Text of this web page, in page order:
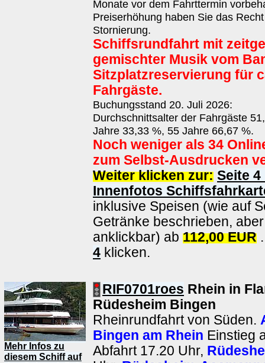
Monate vor dem Fahrttermin
Preiserhöhung haben Sie das
Stornierung.
Schiffsrundfahrt mit
gemischter Musik vom
Sitzplatzreservierung für
Fahrgäste.
Buchungsstand 20. Juli 2026:
Durchschnittsalter der Fahrgäste
Jahre 33,33 %, 55 Jahre 66,67 %.
Noch weniger als 34
zum Selbst-Ausdrucken
Weiter klicken zur: Seite
Innenfotos
inklusive Speisen (wie auf
Getränke beschrieben,
anklickbar) ab 112,00 EUR
4 klicken.
Mehr Infos zu
diesem Schiff auf
RIF0701roes Rhein in
Rüdesheim Bingen
Rheinrundfahrt von Süden.
Bingen am Rhein Einstieg
Abfahrt 17.20 Uhr,